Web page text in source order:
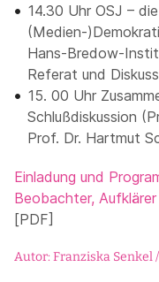
14.30 Uhr OSJ –
(Medien-
Hans-Bredow-
Referat und
15. 00 Uhr
Schlußdiskussion
Prof. Dr. Hartmut
Einladung und
Beobachter,
[PDF]
Autor: Franziska Senkel